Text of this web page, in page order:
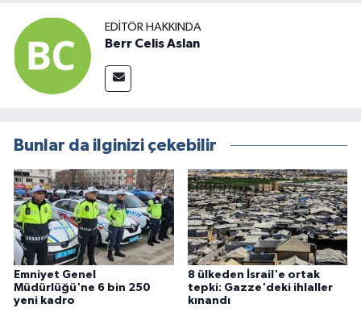
EDITÖR HAKKINDA
Berr Celis Aslan
Bunlar da ilginizi çekebilir
Emniyet Genel
Müdürlüğü'ne 6 bin 250
yeni kadro
8 ülkeden İsrail'e ortak
tepki: Gazze'deki ihlaller
kınandı
Yaşam
Yemek Tarifleri